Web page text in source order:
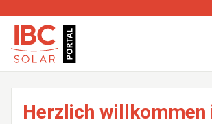
Herzlich willkommen